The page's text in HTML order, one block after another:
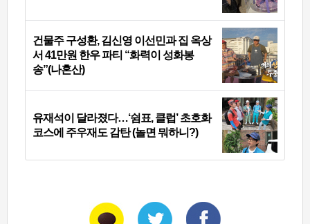
건물주 구성환, 김신영 이선민과 집 옥상
서 41만원 한우 파티 “화력이 성화봉
송”(나혼산)
유재석이 달라졌다…‘쉼표, 클럽’ 초호화
코스에 주우재도 감탄 (놀면 뭐하니?)